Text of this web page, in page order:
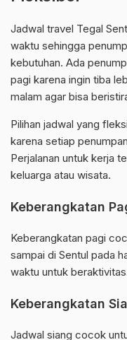
Jadwal travel Tegal
waktu sehingga
kebutuhan. Ada
pagi karena ingin tiba
malam agar bisa
Pilihan jadwal yang
karena setiap
Perjalanan untuk kerja
keluarga atau wisata.
Keberangkatan
Keberangkatan pagi
sampai di Sentul pada
waktu untuk
Keberangkatan
Jadwal siang cocok